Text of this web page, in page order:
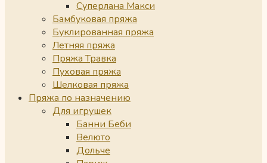
Суперлана Макси
Бамбуковая пряжа
Буклированная пряжа
Летняя пряжа
Пряжа Травка
Пуховая пряжа
Шелковая пряжа
Пряжа по назначению
Для игрушек
Банни Беби
Велюто
Дольче